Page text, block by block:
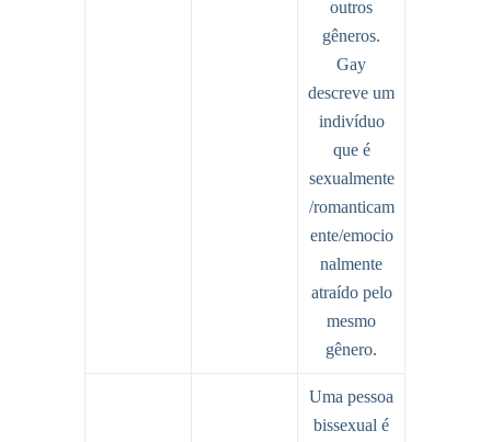
outros
gêneros.
Gay
descreve um
indivíduo
que é
sexualmente
/romanticam
ente/emocio
nalmente
atraído pelo
mesmo
gênero.
Uma pessoa
bissexual é